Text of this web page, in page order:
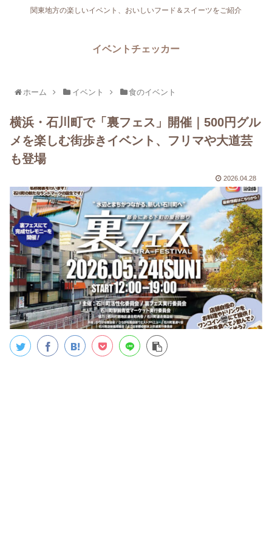
関東地方の楽しいイベント、おいしいフード＆スイーツをご紹介
イベントチェッカー
ホーム イベント 食のイベント
横浜・石川町で「裏フェス」開催｜500円グル
メを楽しむ街歩きイベント、フリマや大道芸
も登場
2026.04.28